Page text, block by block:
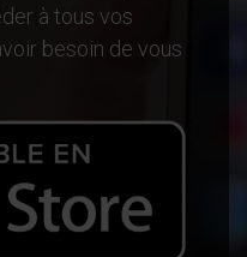
à tous vos
besoin de vous